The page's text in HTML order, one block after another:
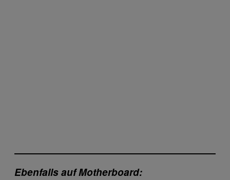
Ebenfalls auf Motherboard: